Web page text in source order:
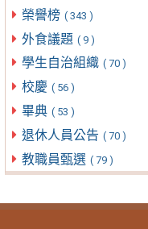
榮譽榜 ( 343 )
外食議題 ( 9 )
學生自治組織 ( 70 )
校慶 ( 56 )
畢典 ( 53 )
退休人員公告 ( 70 )
教職員甄選 ( 79 )